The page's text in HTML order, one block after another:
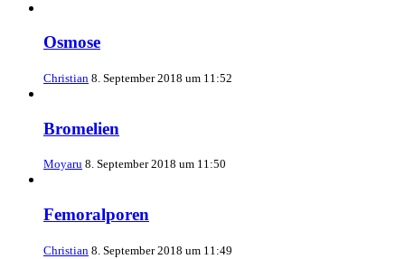
Osmose
Christian 8. September 2018 um 11:52
Bromelien
Moyaru 8. September 2018 um 11:50
Femoralporen
Christian 8. September 2018 um 11:49